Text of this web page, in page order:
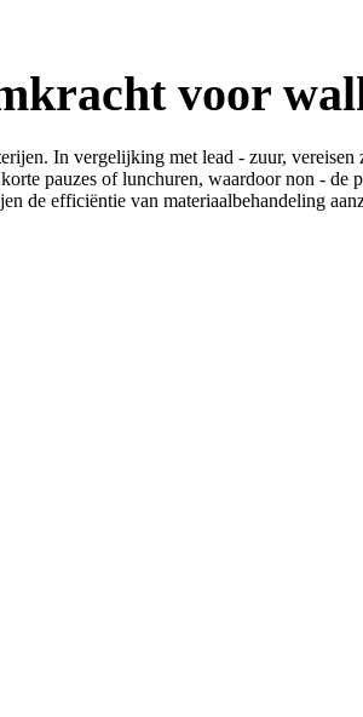
voor
In vergelijking met lead - zuur, vereisen
pauzes of lunchuren, waardoor non -
de efficiëntie van materiaalbehandeling